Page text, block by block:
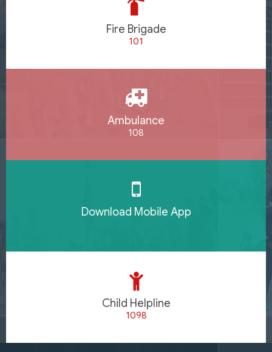
Fire Brigade
101
Ambulance
108
Download Mobile App
Child Helpline
1098